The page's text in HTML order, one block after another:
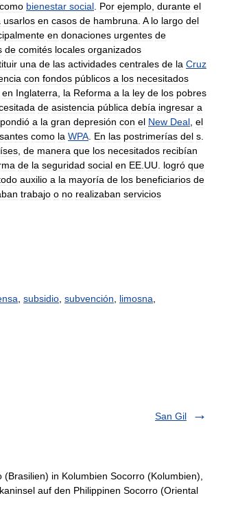
como bienestar social Por ejemplo durante el
usarlos en casos de hambruna A lo largo del
en donaciones urgentes de
de comités locales organizados
una de las actividades centrales de la Cruz
con fondos públicos a los necesitados
en Inglaterra la Reforma a la ley de los pobres
de asistencia pública debía ingresar a
a la gran depresión con el New Deal el
como la WPA En las postrimerías del s
de manera que los necesitados recibían
de la seguridad social en EE UU logró que
auxilio a la mayoría de los beneficiarios de
trabajo o no realizaban servicios
subsidio subvención limosna
San Gil
in Kolumbien Socorro (Kolumbien),
auf den Philippinen Socorro (Oriental